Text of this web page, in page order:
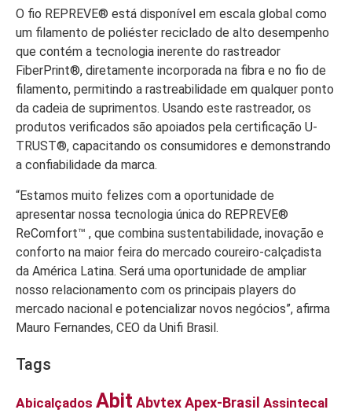
O fio REPREVE® está disponível em escala global como
um filamento de poliéster reciclado de alto desempenho
que contém a tecnologia inerente do rastreador
FiberPrint®, diretamente incorporada na fibra e no fio de
filamento, permitindo a rastreabilidade em qualquer ponto
da cadeia de suprimentos. Usando este rastreador, os
produtos verificados são apoiados pela certificação U-
TRUST®, capacitando os consumidores e demonstrando
a confiabilidade da marca.
“Estamos muito felizes com a oportunidade de
apresentar nossa tecnologia única do REPREVE®
ReComfort™ , que combina sustentabilidade, inovação e
conforto na maior feira do mercado coureiro-calçadista
da América Latina. Será uma oportunidade de ampliar
nosso relacionamento com os principais players do
mercado nacional e potencializar novos negócios”, afirma
Mauro Fernandes, CEO da Unifi Brasil.
Tags
Abicalçados Abit AbvtexApex-Brasil Assintecal